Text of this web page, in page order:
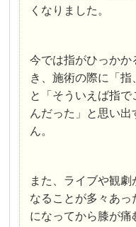
くなりました。
今では指がひっかか
き、施術の際に「
と「そういえば指
んだった」と思い
ん。
また、ライブや観劇
なることが多々あ
になってから膝が痛